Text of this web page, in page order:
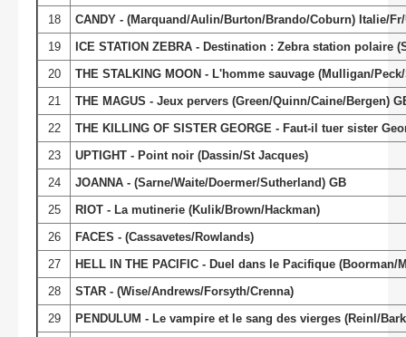
18
CANDY - (Marquand/Aulin/Burton/Brando/Coburn) Italie/Fr/
19
ICE STATION ZEBRA - Destination : Zebra station polaire
20
THE STALKING MOON - L'homme sauvage (Mulligan/
21
THE MAGUS - Jeux pervers (Green/Quinn/Caine/Bergen)
22
THE KILLING OF SISTER GEORGE - Faut-il tuer sister
23
UPTIGHT - Point noir (Dassin/St Jacques)
24
JOANNA - (Sarne/Waite/Doermer/Sutherland) GB
25
RIOT - La mutinerie (Kulik/Brown/Hackman)
26
FACES - (Cassavetes/Rowlands)
27
HELL IN THE PACIFIC - Duel dans le Pacifique (Boorman/
28
STAR - (Wise/Andrews/Forsyth/Crenna)
29
PENDULUM - Le vampire et le sang des vierges (Reinl/